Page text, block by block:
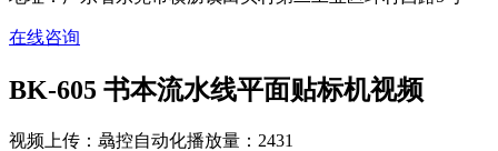
在线咨询
BK-605 书本流水线平面贴标机视频
视频上传：骉控自动化播放量：2431